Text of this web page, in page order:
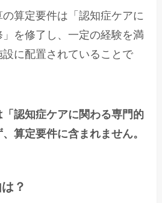
算定要件は「認知症ケアに
を修了し、一定の経験を満
に配置されていることで
認知症ケアに関わる専門的
算定要件に含まれません。
？